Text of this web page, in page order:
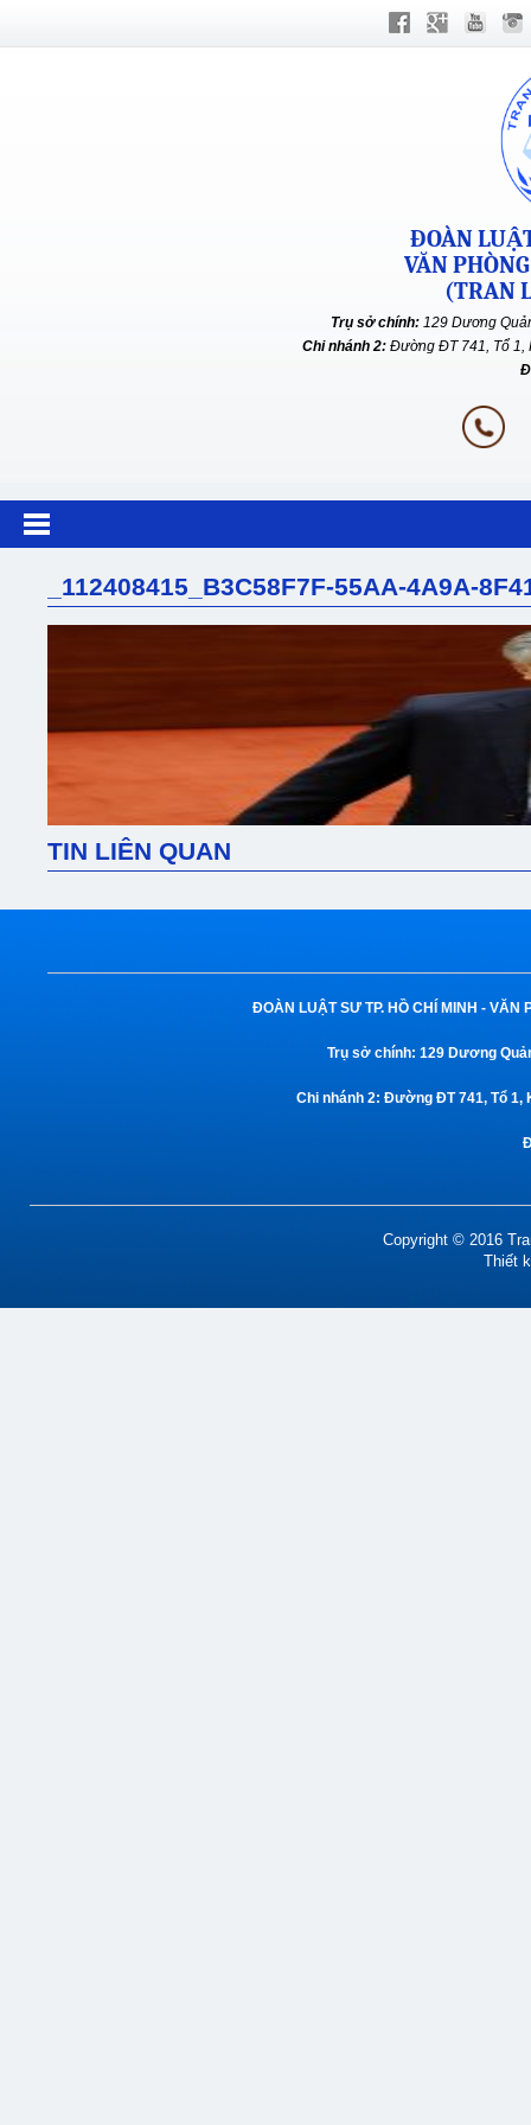
ĐOÀN
VĂN
(TRAN
Trụ sở chính: 129 Dương
Chi nhánh 2: Đường ĐT 741, Tổ 1,
_112408415_B3C58F7F-55AA-4A9A-
TIN LIÊN QUAN
ĐOÀN LUẬT SƯ TP. HỒ CHÍ MINH - VĂN
Trụ sở chính: 129 Dương
Chi nhánh 2: Đường ĐT 741, Tổ 1,
Copyright © 2016
Thiết